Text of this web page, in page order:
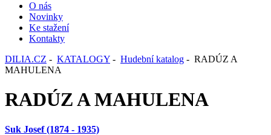
O nás
Novinky
Ke stažení
Kontakty
DILIA.CZ - KATALOGY - Hudební katalog - RADÚZ A
MAHULENA
RADÚZ A MAHULENA
Suk Josef (1874 - 1935)